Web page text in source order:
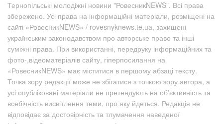
Тернопільські молодіжні новини "РовесникNEWS". Всі права
збережено. Усі права на інформаційні матеріали, розміщені на
сайті «РовесникNEWS» / rovesnyknews.te.ua, захищені
українським законодавством про авторське право та інші
суміжні права. При використанні, передруку інформаційних та
фото-,відеоматеріалів сайту, гіперпосилання на
«РовесникNEWS» має міститися в першому абзаці тексту.
Точка зору редакції може не збігатися з точкою зору автора, а
усі опубліковані матеріали не претендують на об'єктивність та
всебічність висвітлення теми, про яку йдеться. Редакція не
відповідає за достовірність та тлумачення наведеної